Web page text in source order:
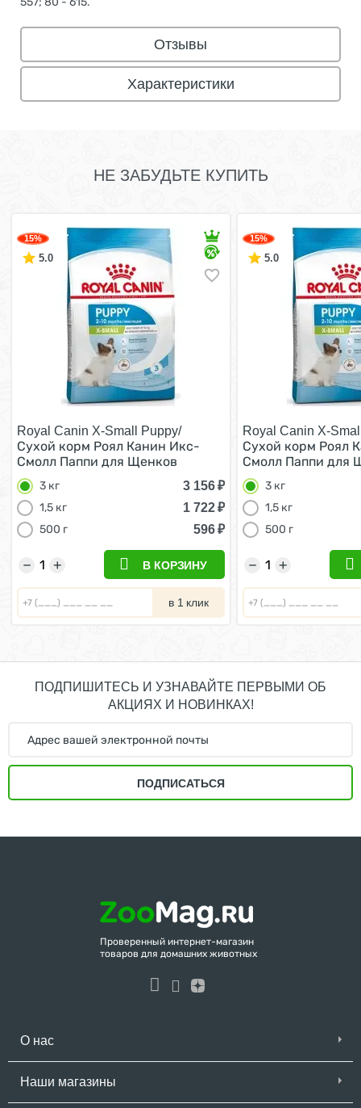
Отзывы
Характеристики
НЕ ЗАБУДЬТЕ КУПИТЬ
15%
5.0
Royal Canin X-Small Puppy/
Сухой корм Роял Канин Икс-
Смолл Паппи для Щенков
мелких пород 3 кг
3 кг 3 156₽
1,5 кг
1 722₽
500 г
596₽
+
− В КОРЗИНУ
в 1 клик
15%
5.0
Royal Canin X-
Сухой корм Роял
Смолл Паппи для
мелких пород 3 кг
3 кг
1,5 кг
500 г
+
−
ПОДПИШИТЕСЬ И УЗНАВАЙТЕ ПЕРВЫМИ ОБ
АКЦИЯХ И НОВИНКАХ!
ПОДПИСАТЬСЯ
Проверенный интернет-магазин
товаров для домашних животных
О нас
Наши магазины